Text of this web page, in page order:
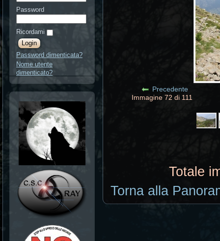
Password
Ricordami
Password dimenticata?
Nome utente
dimenticato?
Precedente
Immagine 72 di 111
Totale
Torna alla